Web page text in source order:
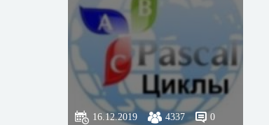
16.12.2019 4337 0